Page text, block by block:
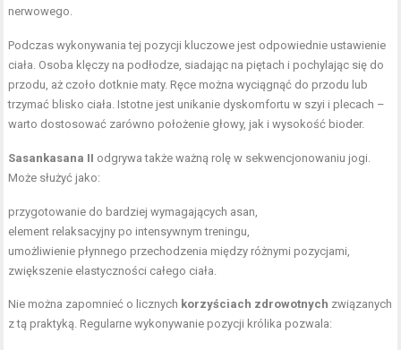
nerwowego.
Podczas wykonywania tej pozycji kluczowe jest odpowiednie ustawienie
ciała. Osoba klęczy na podłodze, siadając na piętach i pochylając się do
przodu, aż czoło dotknie maty. Ręce można wyciągnąć do przodu lub
trzymać blisko ciała. Istotne jest unikanie dyskomfortu w szyi i plecach –
warto dostosować zarówno położenie głowy, jak i wysokość bioder.
Sasankasana II odgrywa także ważną rolę w sekwencjonowaniu jogi.
Może służyć jako:
przygotowanie do bardziej wymagających asan,
element relaksacyjny po intensywnym treningu,
umożliwienie płynnego przechodzenia między różnymi pozycjami,
zwiększenie elastyczności całego ciała.
Nie można zapomnieć o licznych korzyściach zdrowotnych związanych
z tą praktyką. Regularne wykonywanie pozycji królika pozwala: